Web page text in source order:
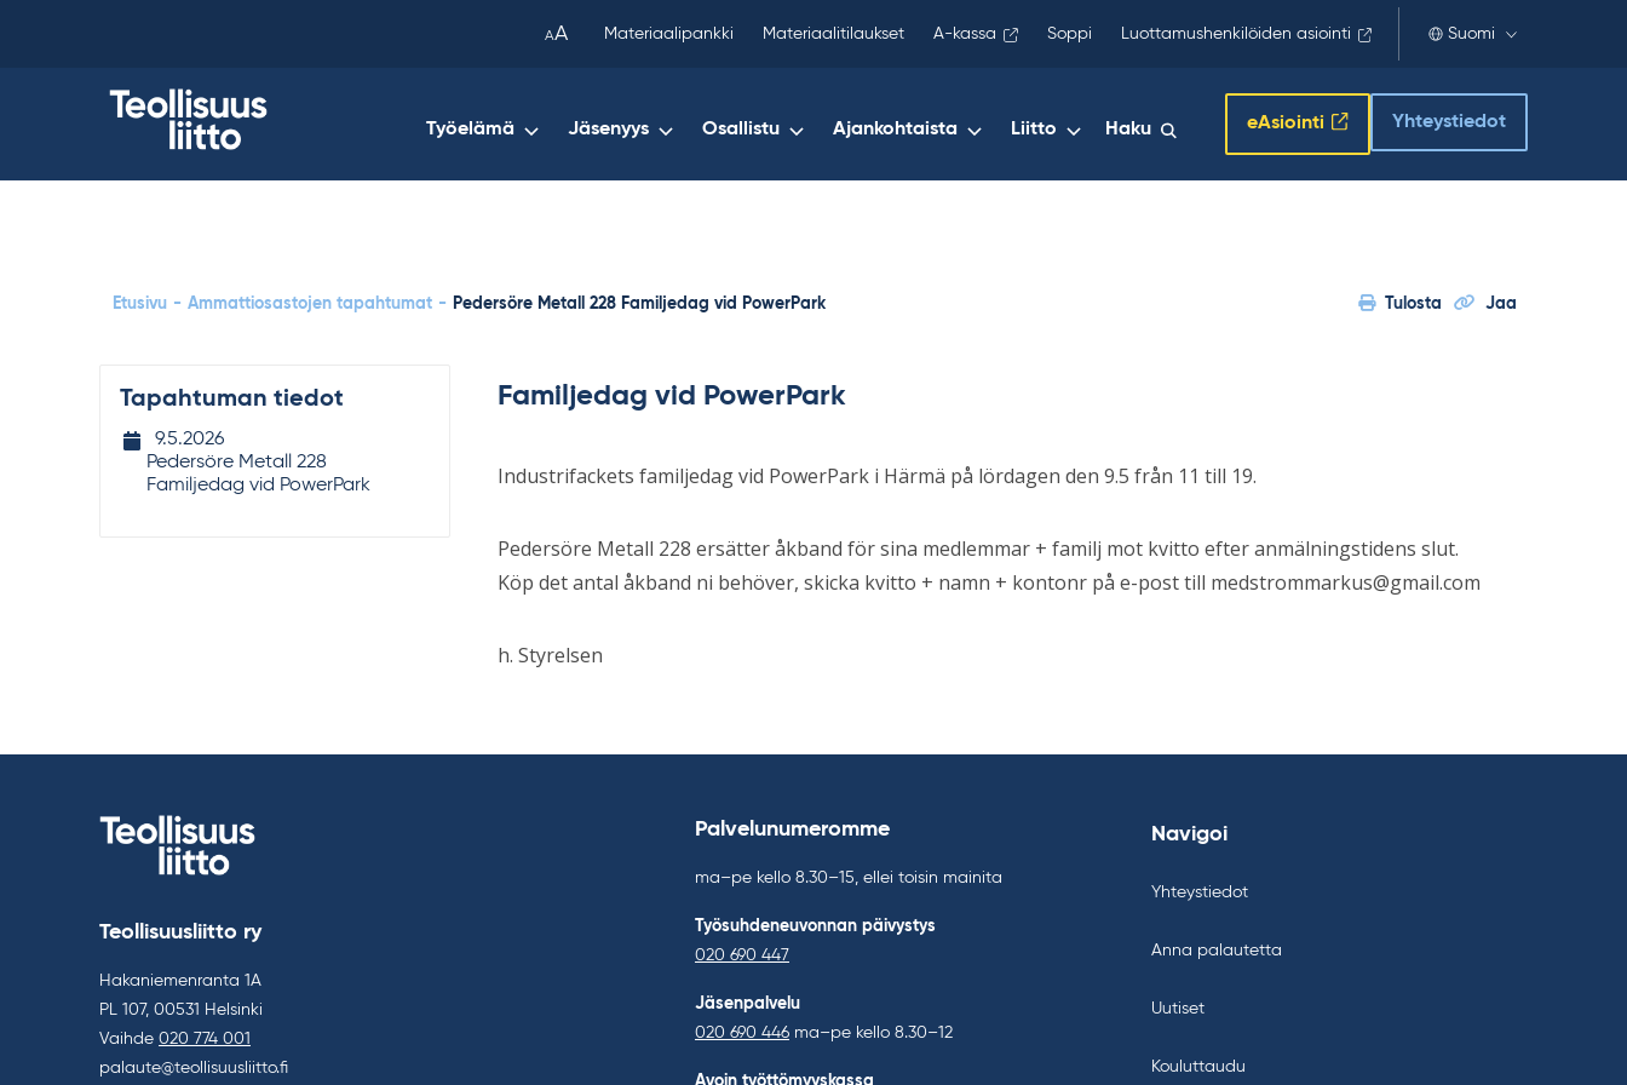
AA Materiaalipankki Materiaalitilaukset A-kassa Soppi Luottamushenkilöiden asiointi Suomi
Työelämä Jäsenyys Osallistu Ajankohtaista Liitto Haku eAsiointi Yhteystiedot
Etusivu - Ammattiosastojen tapahtumat - Pedersöre Metall 228 Familjedag vid PowerPark Tulosta Jaa
Tapahtuman tiedot
Tapahtuman
ajankohta
9.5.2026
Pedersöre Metall 228
Familjedag vid PowerPark
Familjedag vid PowerPark
Industrifackets familjedag vid PowerPark i Härmä på lördagen den 9.5 från 11 till 19.
Pedersöre Metall 228 ersätter åkband för sina medlemmar + familj mot kvitto efter anmälningstidens slut.
Köp det antal åkband ni behöver, skicka kvitto + namn + kontonr på e-post till medstrommarkus@gmail.com
h. Styrelsen
copied
your
clipboard.)
Teollisuusliitto ry
Hakaniemenranta 1A
PL 107, 00531 Helsinki
Vaihde 020 774 001
palaute@teollisuusliitto.fi
Palvelunumeromme
ma–pe kello 8.30–15, ellei toisin mainita
Työsuhdeneuvonnan päivystys
020 690 447
Jäsenpalvelu
020 690 446 ma–pe kello 8.30–12
Navigoi
Yhteystiedot
Anna palautetta
Uutiset
Kouluttaudu